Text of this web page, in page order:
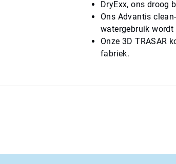
DryExx, ons droog
Ons Advantis
watergebruik
Onze 3D TRASAR
fabriek.